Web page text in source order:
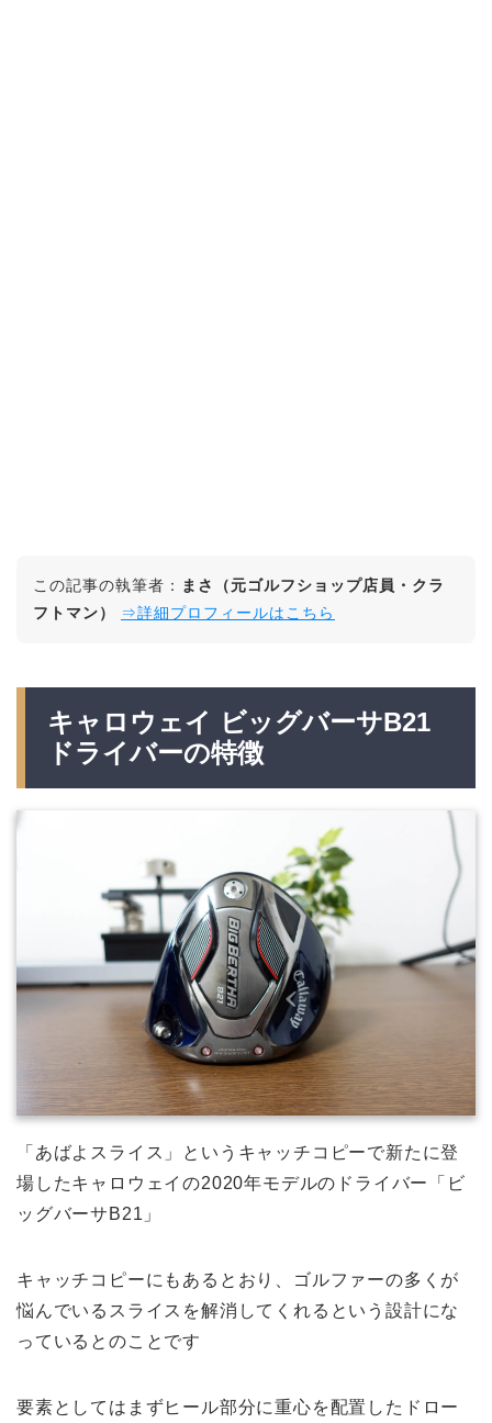
この記事の執筆者：
まさ（元ゴルフショップ店員・クラ
フトマン）
⇒詳細プロフィールはこちら
キャロウェイ ビッグバーサB21
ドライバーの特徴
「あばよスライス」というキャッチコピーで新たに登
場したキャロウェイの2020年モデルのドライバー「ビ
ッグバーサB21」
キャッチコピーにもあるとおり、ゴルファーの多くが
悩んでいるスライスを解消してくれるという設計にな
っているとのことです
要素としてはまずヒール部分に重心を配置したドロー